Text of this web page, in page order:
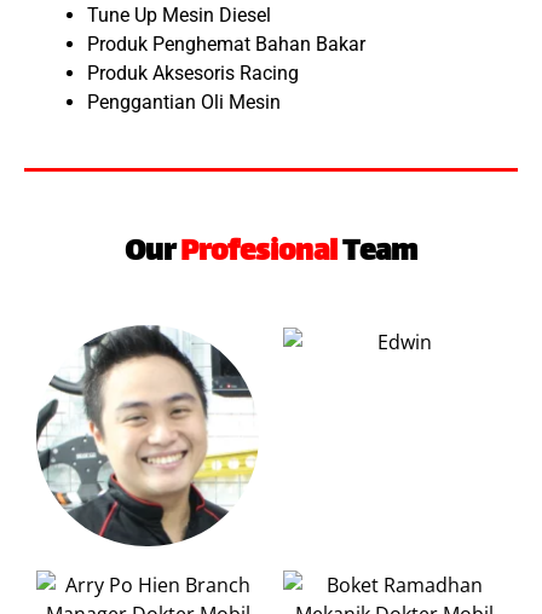
Tune Up Mesin Diesel
Produk Penghemat Bahan Bakar
Produk Aksesoris Racing
Penggantian Oli Mesin
OurProfesionalTeam